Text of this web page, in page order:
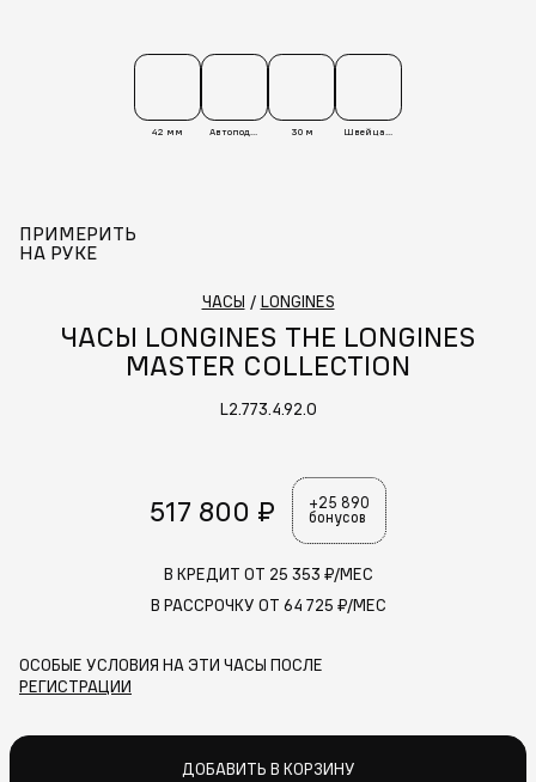
42 мм Автоподзавод 30 м Швейцария
ПРИМЕРИТЬ
НА РУКЕ
ЧАСЫ / LONGINES
ЧАСЫ LONGINES THE LONGINES
MASTER COLLECTION
L2.773.4.92.0
517 800 ₽
+25 890
бонусов
В КРЕДИТ ОТ 25 353 ₽/МЕС
В РАССРОЧКУ ОТ 64 725 ₽/МЕС
ОСОБЫЕ УСЛОВИЯ НА ЭТИ ЧАСЫ ПОСЛЕ
РЕГИСТРАЦИИ
ДОБАВИТЬ В КОРЗИНУ